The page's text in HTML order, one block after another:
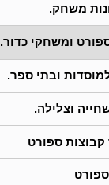
משחק.
ומשחקי כדור.
ובתי ספר.
וצלילה.
קבוצות ספורט